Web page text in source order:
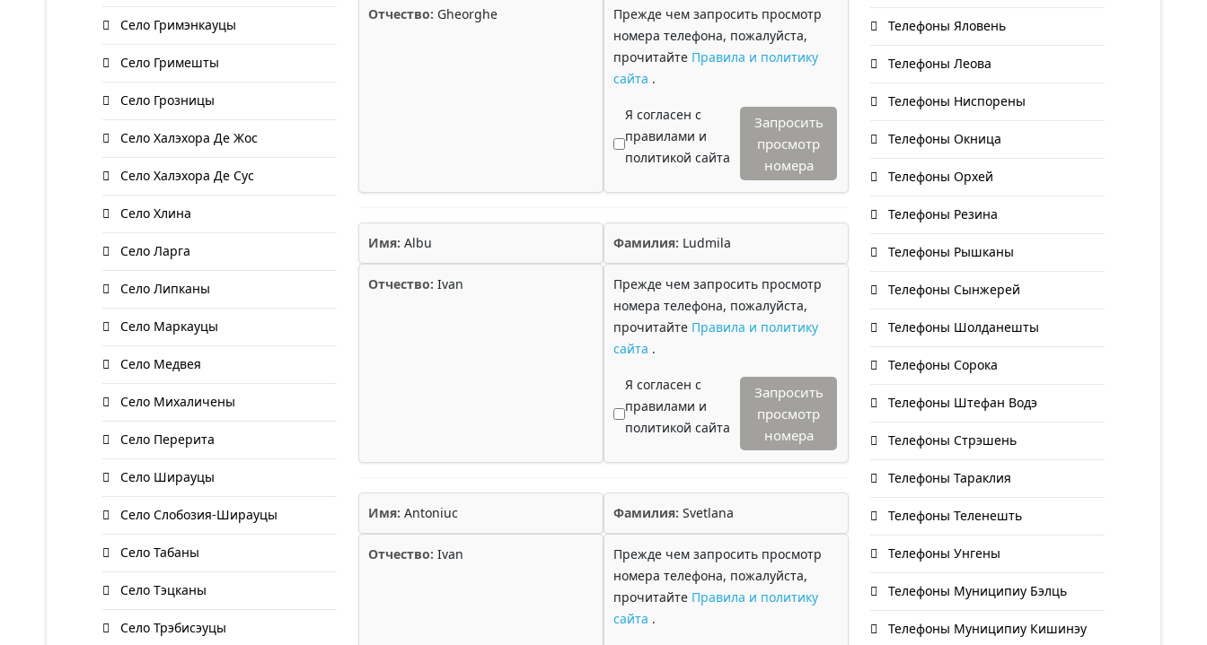
Село Гримэнкауцы
Село Гримешты
Село Грозницы
Село Халэхора Де Жос
Село Халэхора Де Сус
Село Хлина
Село Ларга
Село Липканы
Село Маркауцы
Село Медвея
Село Михаличены
Село Перерита
Село Ширауцы
Село Слобозия-Ширауцы
Село Табаны
Село Тэцканы
Село Трэбисэуцы
Отчество: Gheorghe
Прежде чем запросить просмотр
номера телефона, пожалуйста,
прочитайте Правила и политику
сайта .
Я согласен с
правилами и
политикой сайта
Запросить
просмотр
номера
Имя: Albu Фамилия: Ludmila
Отчество: Ivan
Прежде чем запросить просмотр
номера телефона, пожалуйста,
прочитайте Правила и политику
сайта .
Я согласен с
правилами и
политикой сайта
Запросить
просмотр
номера
Имя: Antoniuc Фамилия: Svetlana
Отчество: Ivan
Прежде чем запросить просмотр
номера телефона, пожалуйста,
прочитайте Правила и политику
сайта .
Телефоны Яловень
Телефоны Леова
Телефоны Ниспорены
Телефоны Окница
Телефоны Орхей
Телефоны Резина
Телефоны Рышканы
Телефоны Сынжерей
Телефоны Шолданешты
Телефоны Сорока
Телефоны Штефан Водэ
Телефоны Стрэшень
Телефоны Тараклия
Телефоны Теленешть
Телефоны Унгены
Телефоны Муниципиу Бэлць
Телефоны Муниципиу Кишинэу